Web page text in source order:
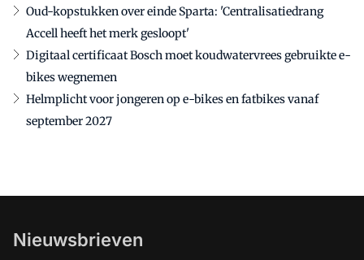
Oud-kopstukken over einde Sparta: 'Centralisatiedrang
Accell heeft het merk gesloopt'
Digitaal certificaat Bosch moet koudwatervrees gebruikte e-
bikes wegnemen
Helmplicht voor jongeren op e-bikes en fatbikes vanaf
september 2027
Nieuwsbrieven